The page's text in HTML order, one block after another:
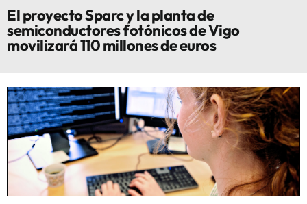
El proyecto Sparc y la planta de
semiconductores fotónicos de Vigo
movilizará 110 millones de euros